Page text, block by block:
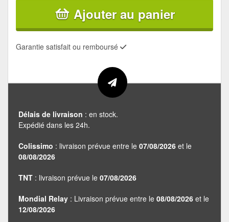
Ajouter au panier
Garantie satisfait ou remboursé
Délais de livraison : en stock.
Expédié dans les 24h.
Colissimo : livraison prévue entre le 07/08/2026 et le
08/08/2026
TNT : livraison prévue le 07/08/2026
Mondial Relay : Livraison prévue entre le 08/08/2026 et le
12/08/2026